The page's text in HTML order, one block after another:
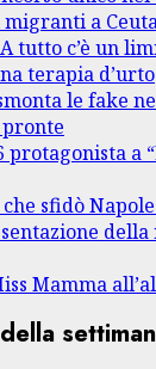
migranti a
tutto c’è un
terapia d’urto
le fake
pronte
protagonista a
sfidò
Mamma